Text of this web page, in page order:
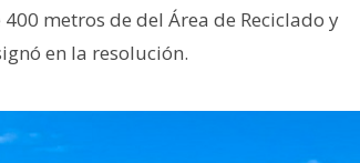
metros de del Área de Reciclado y
en la resolución.